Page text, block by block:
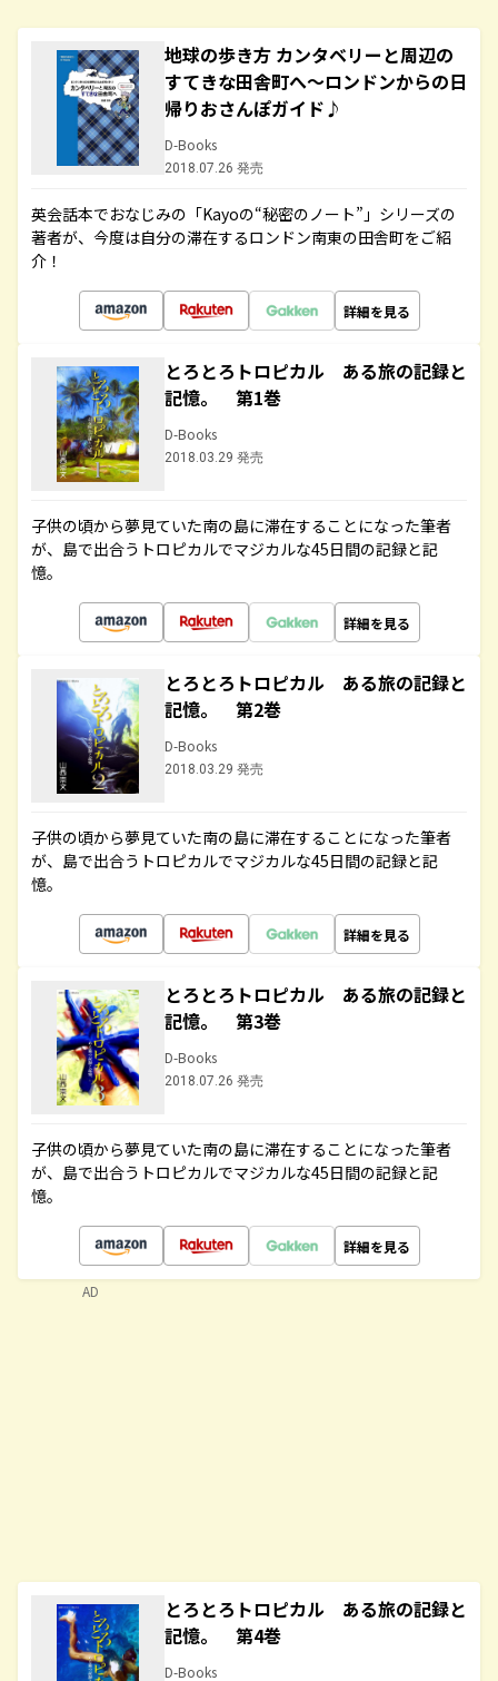
地球の歩き方 カンタベリーと周辺の
すてきな田舎町へ～ロンドンからの日
帰りおさんぽガイド♪
D-Books
2018.07.26 発売
英会話本でおなじみの「Kayoの“秘密のノート”」シリーズの
著者が、今度は自分の滞在するロンドン南東の田舎町をご紹
介！
詳細を見る
とろとろトロピカル ある旅の記録と
記憶。 第1巻
D-Books
2018.03.29 発売
子供の頃から夢見ていた南の島に滞在することになった筆者
が、島で出合うトロピカルでマジカルな45日間の記録と記
憶。
詳細を見る
とろとろトロピカル ある旅の記録と
記憶。 第2巻
D-Books
2018.03.29 発売
子供の頃から夢見ていた南の島に滞在することになった筆者
が、島で出合うトロピカルでマジカルな45日間の記録と記
憶。
詳細を見る
とろとろトロピカル ある旅の記録と
記憶。 第3巻
D-Books
2018.07.26 発売
子供の頃から夢見ていた南の島に滞在することになった筆者
が、島で出合うトロピカルでマジカルな45日間の記録と記
憶。
詳細を見る
とろとろトロピカル ある旅の記録と
記憶。 第4巻
D-Books
AD